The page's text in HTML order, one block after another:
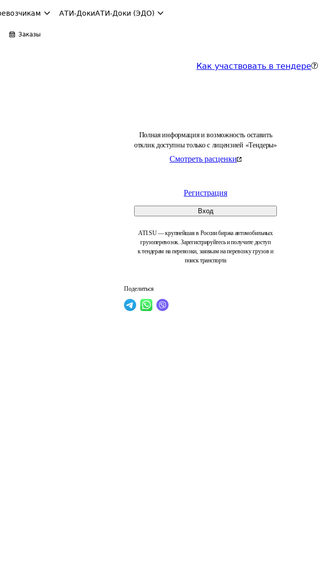
АТИ-ДокиАТИ-Доки (ЭДО)
Заказы
Как участвовать в тендере
Полная информация и возможность оставить
отклик доступны только с лицензией «Тендеры»
Смотреть расценки
Регистрация
Вход
ATI.SU — крупнейшая в России биржа автомобильных
грузоперевозок. Зарегистрируйтесь и получите доступ
к тендерам на перевозки, заявкам на перевозку грузов и
поиск транспорта
Поделиться